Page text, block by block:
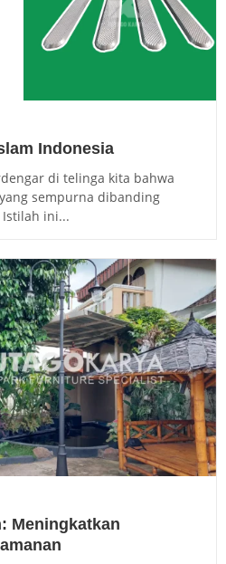
Indonesia
di telinga kita bahwa
sempurna dibanding
Istilah ini...
Meningkatkan